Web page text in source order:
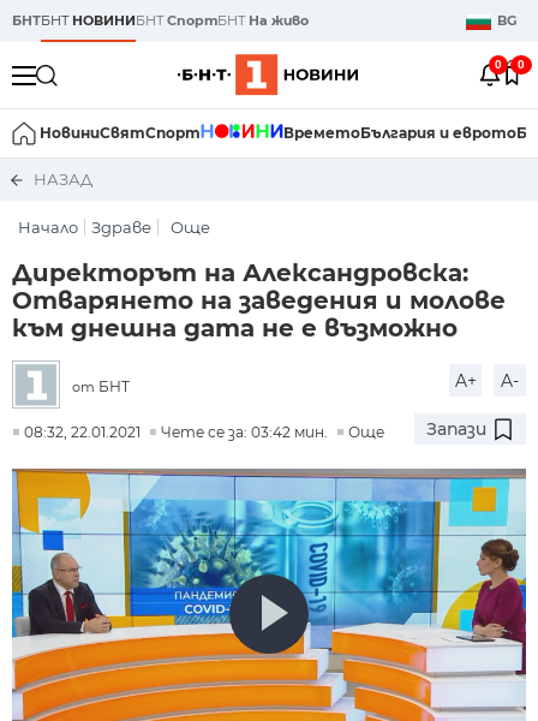
БНТБНТ НОВИНИБНТСпортБНТ На живо BG
0 0
НовиниСвятСпорт ВреметоБългария и еврото
НАЗАД
Начало Здраве Още
Директорът на Александровска:
Отварянето на заведения и молове
към днешна дата не е възможно
от БНТ A+ A-
08:32, 22.01.2021 Чете се за: 03:42 мин. Още Запази